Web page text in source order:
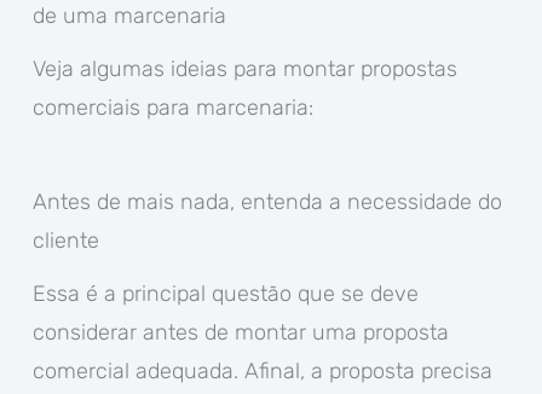
de uma marcenaria
Veja algumas ideias para montar propostas
comerciais para marcenaria:
Antes de mais nada, entenda a necessidade do
cliente
Essa é a principal questão que se deve
considerar antes de montar uma proposta
comercial adequada. Afinal, a proposta precisa